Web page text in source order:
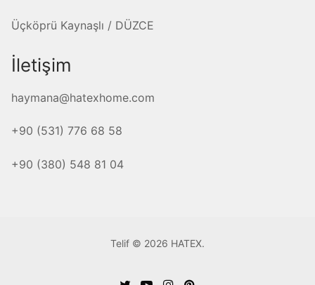
Üçköprü Kaynaşlı / DÜZCE
İletişim
haymana@hatexhome.com
+90 (531) 776 68 58
+90 (380) 548 81 04
Telif © 2026 HATEX.